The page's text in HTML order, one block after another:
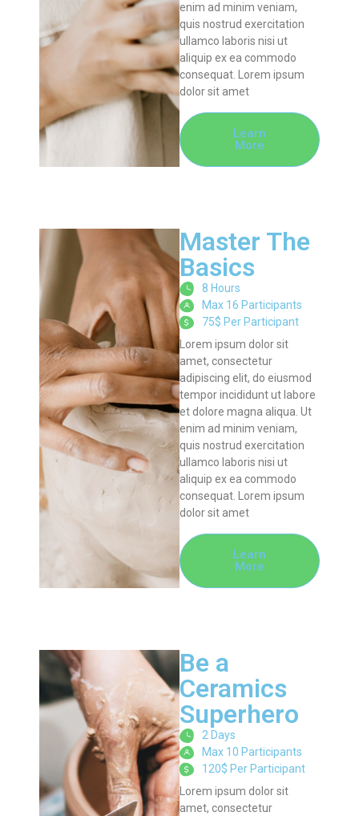
enim ad minim veniam,
quis nostrud exercitation
ullamco laboris nisi ut
aliquip ex ea commodo
consequat. Lorem ipsum
dolor sit amet
Learn
More
Master The
Basics
8 Hours
Max 16 Participants
75$ Per Participant
Lorem ipsum dolor sit
amet, consectetur
adipiscing elit, do eiusmod
tempor incididunt ut labore
et dolore magna aliqua. Ut
enim ad minim veniam,
quis nostrud exercitation
ullamco laboris nisi ut
aliquip ex ea commodo
consequat. Lorem ipsum
dolor sit amet
Learn
More
Be a
Ceramics
Superhero
2 Days
Max 10 Participants
120$ Per Participant
Lorem ipsum dolor sit
amet, consectetur